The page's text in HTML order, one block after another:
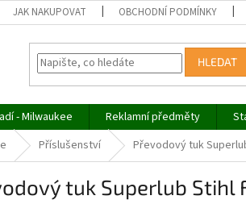
JAK NAKUPOVAT OBCHODNÍ PODMÍNKY
HLEDAT
- Milwaukee Reklamní předměty
Příslušenství Převodový tuk
tuk Superlub Stihl